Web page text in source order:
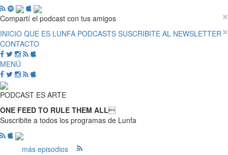
Compartí el podcast con tus amigos
INICIO QUE ES LUNFA PODCASTS SUSCRIBITE AL NEWSLETTER
CONTACTO
MENÚ
PODCAST ES ARTE
ONE FEED TO RULE THEM ALL
Suscribite a todos los programas de Lunfa
más episodios